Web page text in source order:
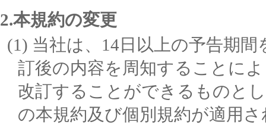
2.本規約の変更
当社は、14日以上の予告期
訂後の内容を周知することに
改訂することができるものと
の本規約及び個別規約が適用